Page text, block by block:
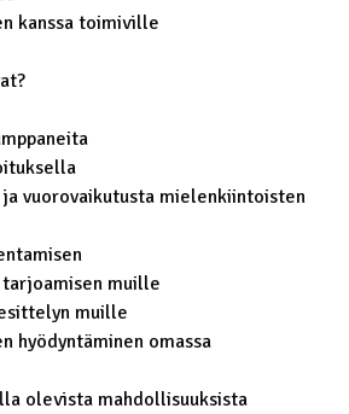
kanssa toimiville
vuorovaikutusta mielenkiintoisten
tarjoamisen muille
muille
hyödyntäminen omassa
olevista mahdollisuuksista